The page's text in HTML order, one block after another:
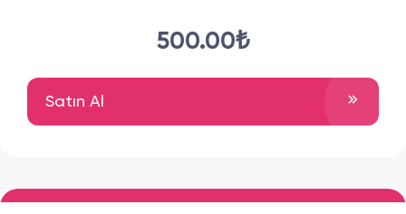
500.00₺
Satın Al